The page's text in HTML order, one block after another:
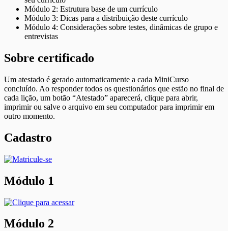
Módulo 2: Estrutura base de um currículo
Módulo 3: Dicas para a distribuição deste currículo
Módulo 4: Considerações sobre testes, dinâmicas de grupo e
entrevistas
Sobre certificado
Um atestado é gerado automaticamente a cada MiniCurso
concluído. Ao responder todos os questionários que estão no final de
cada lição, um botão “Atestado” aparecerá, clique para abrir,
imprimir ou salve o arquivo em seu computador para imprimir em
outro momento.
Cadastro
Módulo 1
Módulo 2